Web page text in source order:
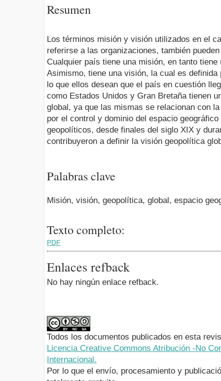
Resumen
Los términos misión y visión utilizados en el
referirse a las organizaciones, también
Cualquier país tiene una misión, en tanto
Asimismo, tiene una visión, la cual es
lo que ellos desean que el país en cuestión
como Estados Unidos y Gran Bretaña tienen
global, ya que las mismas se relacionan con
por el control y dominio del espacio
geopolíticos, desde finales del siglo XIX y
contribuyeron a definir la visión geopolítica
Palabras clave
Misión, visión, geopolítica, global, espacio
Texto completo:
PDF
Enlaces refback
No hay ningún enlace refback.
Todos los documentos publicados en esta
Licencia Creative Commons Atribución -No
Internacional.
Por lo que el envío, procesamiento y